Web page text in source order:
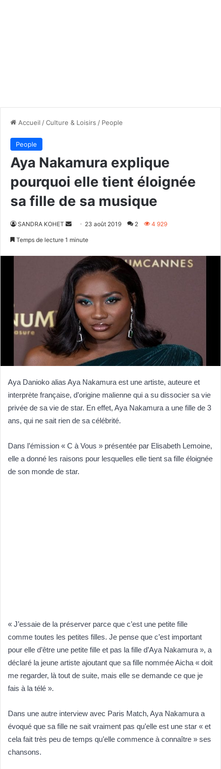
Accueil /Culture & Loisirs / People
People
Aya Nakamura explique
pourquoi elle tient éloignée
sa fille de sa musique
SANDRA KOHET
Envoyer23 août 2019 2 4 929
Temps de lecture 1 minute
Aya Danioko alias Aya Nakamura est une artiste, auteure et
interprète française, d’origine malienne qui a su dissocier sa vie
privée de sa vie de star. En effet, Aya Nakamura a une fille de 3
ans, qui ne sait rien de sa célébrité.
Dans l’émission « C à Vous » présentée par Elisabeth Lemoine,
elle a donné les raisons pour lesquelles elle tient sa fille éloignée
de son monde de star.
« J’essaie de la préserver parce que c’est une petite fille
comme toutes les petites filles. Je pense que c’est important
pour elle d’être une petite fille et pas la fille d’Aya Nakamura », a
déclaré la jeune artiste ajoutant que sa fille nommée Aicha « doit
me regarder, là tout de suite, mais elle se demande ce que je
fais à la télé ».
Dans une autre interview avec Paris Match, Aya Nakamura a
évoqué que sa fille ne sait vraiment pas qu’elle est une star « et
cela fait très peu de temps qu’elle commence à connaître » ses
chansons.